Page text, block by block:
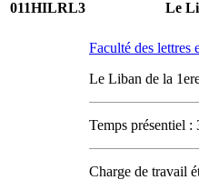
011HILRL3 Le
Faculté des lettres
Le Liban de la
Temps présentiel :
Charge de travail